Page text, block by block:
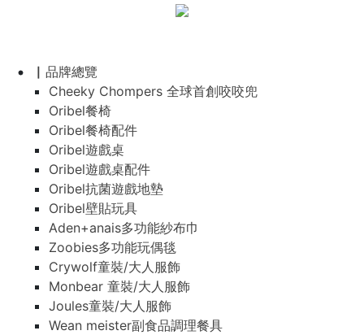
▏品牌總覽
Cheeky Chompers 全球首創咬咬兜
Oribel餐椅
Oribel餐椅配件
Oribel遊戲桌
Oribel遊戲桌配件
Oribel抗菌遊戲地墊
Oribel壁貼玩具
Aden+anais多功能紗布巾
Zoobies多功能玩偶毯
Crywolf童裝/大人服飾
Monbear 童裝/大人服飾
Joules童裝/大人服飾
Wean meister副食品調理餐具